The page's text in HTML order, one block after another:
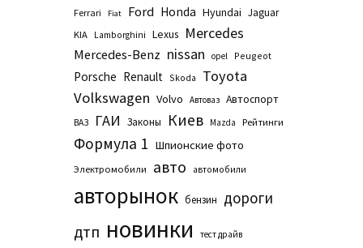
Ferrari
Fiat Ford Honda Hyundai Jaguar
KIA Lamborghini Lexus Mercedes
Mercedes-Benz nissan opel Peugeot
Porsche Renault Skoda
Toyota
Volkswagen Volvo Автоваз Автоспорт
ВАЗ ГАИ Законы Киев Маzda Рейтинги
Формула 1 Шпионские фото
Электромобили авто автомобили
авторынок бензин дороги
дтп новинки тест драйв